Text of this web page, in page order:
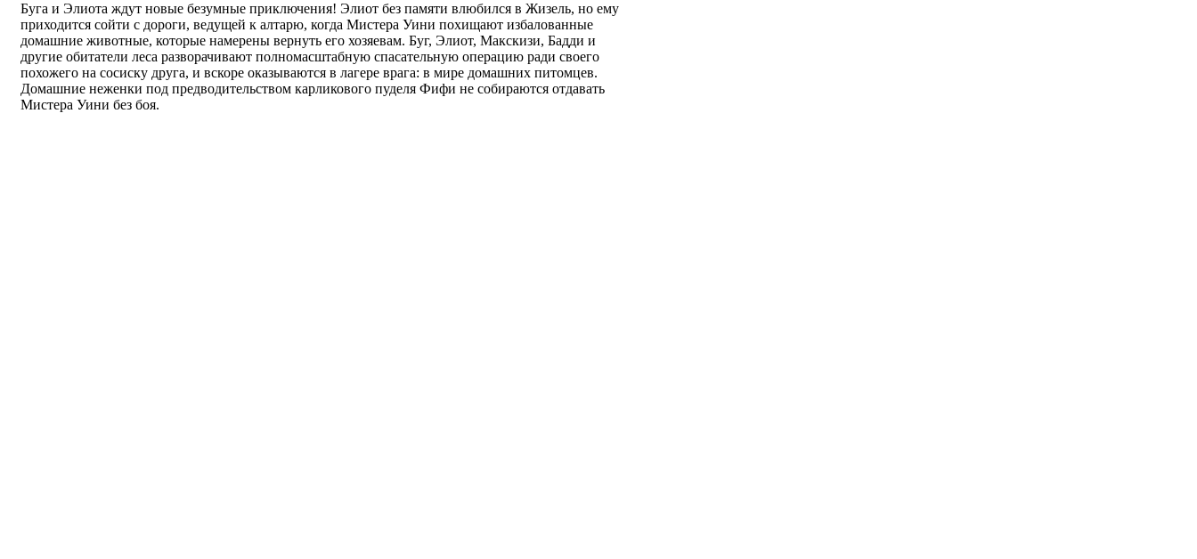
Буга и Элиота ждут новые безумные приключения! Элиот без памяти влюбился в Жизель, но ему
приходится сойти с дороги, ведущей к алтарю, когда Мистера Уини похищают избалованные
домашние животные, которые намерены вернуть его хозяевам. Буг, Элиот, Макскизи, Бадди и
другие обитатели леса разворачивают полномасштабную спасательную операцию ради своего
похожего на сосиску друга, и вскоре оказываются в лагере врага: в мире домашних питомцев.
Домашние неженки под предводительством карликового пуделя Фифи не собираются отдавать
Мистера Уини без боя.